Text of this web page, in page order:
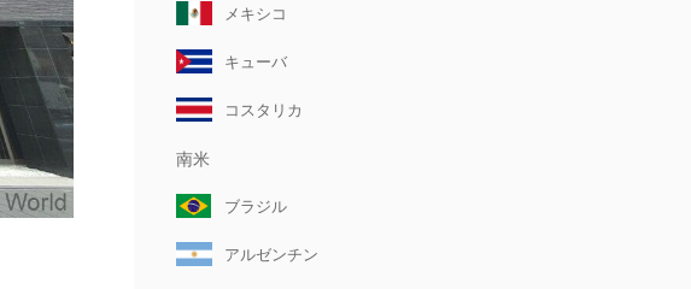
メキシコ
キューバ
コスタリカ
南米
ブラジル
アルゼンチン